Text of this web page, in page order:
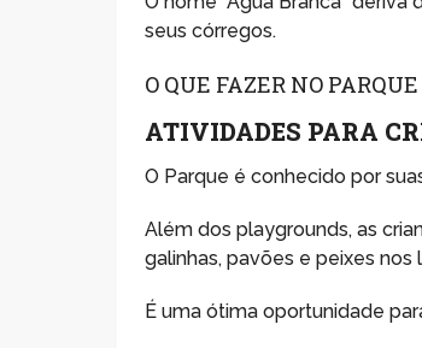
seus córregos.
O QUE FAZER NO
ATIVIDADES PARA
O Parque é conhecido por
Além dos playgrounds, as
galinhas, pavões e peixes nos
É uma ótima oportunidade